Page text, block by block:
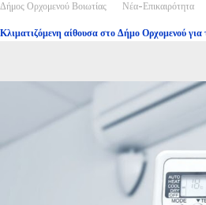
Δήμος Ορχομενού Βοιωτίας Νέα-Επικαιρότητα
Κλιματιζόμενη αίθουσα στο Δήμο Ορχομενού